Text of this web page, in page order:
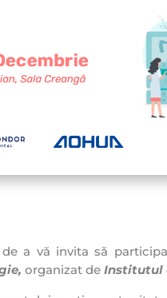
de a vă invita să
organizat de Institutul